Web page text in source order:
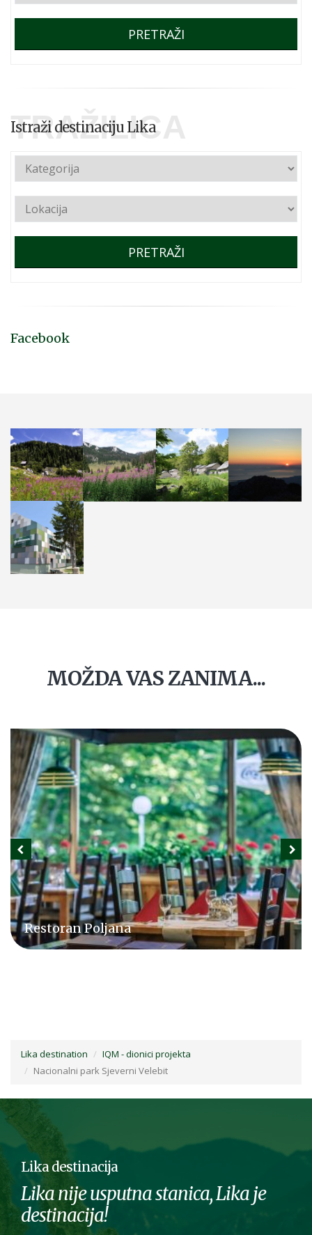
PRETRAŽI
TRAŽILICA
Istraži destinaciju Lika
PRETRAŽI
Facebook
MOŽDA VAS ZANIMA...
Restoran Poljana
Lika destination
IQM - dionici projekta
Nacionalni park Sjeverni Velebit
Lika destinacija
Lika nije usputna stanica, Lika je
destinacija!